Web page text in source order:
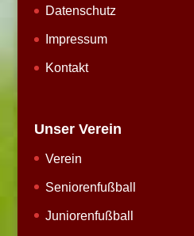
Datenschutz
Impressum
Kontakt
Unser Verein
Verein
Seniorenfußball
Juniorenfußball